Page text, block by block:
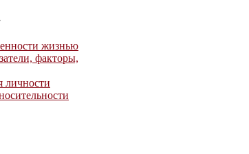
жизнью
факторы,
личности